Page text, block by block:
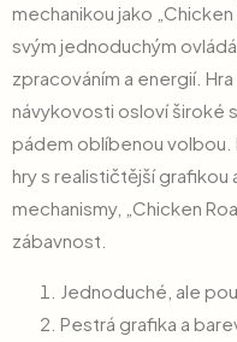
mechanikou jako
svým jednoduchým
zpracováním a energií.
návykovosti osloví široké
pádem oblíbenou volbou.
hry s realističtější grafikou
mechanismy, „Chicken
zábavnost.
Jednoduché, ale
Pestrá grafika a